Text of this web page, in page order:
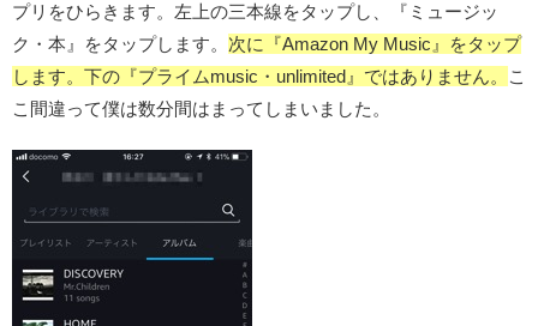
プリをひらきます。左上の三本線をタップし、『ミュージッ
ク・本』をタップします。 次に『Amazon My Music』をタップ
します。下の『プライムmusic・unlimited』ではありません。
こ
こ間違って僕は数分間はまってしまいました。